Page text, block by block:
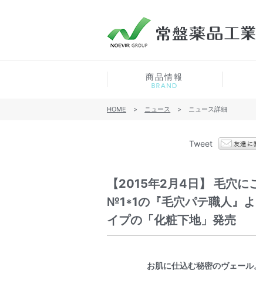
商品情報
HOME > ニュース > ニュース詳細
Tweet
【2015年2月4日】 毛穴に
№1*1の『毛穴パテ職人』
イプの「化粧下地」発売
お肌に仕込む秘密のヴェー